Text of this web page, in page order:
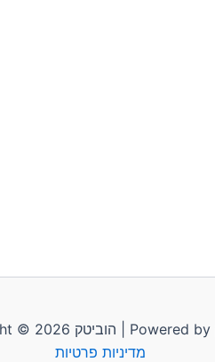
מדיניות פרטיות